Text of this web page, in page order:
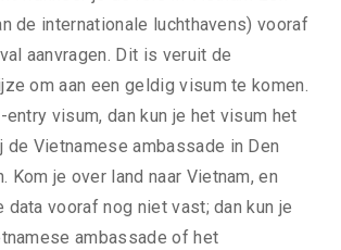
de internationale luchthavens) vooraf
aanvragen. Dit is veruit de
om aan een geldig visum te komen.
visum, dan kun je het visum het
Vietnamese ambassade in Den
Kom je over land naar Vietnam, en
data vooraf nog niet vast; dan kun je
ambassade of het